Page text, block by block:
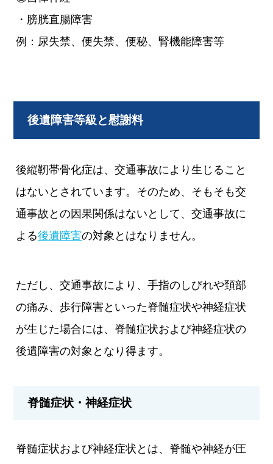
・膀胱直腸障害
例：尿失禁、便失禁、便秘、腎機能障害等
後遺障害等級と慰謝料
後縦靭帯骨化症は、交通事故により生じること
はないとされています。そのため、そもそも交
通事故との因果関係はないとして、交通事故に
よる後遺障害の対象とはなりません。
ただし、交通事故により、手指のしびれや頚部
の痛み、歩行障害といった脊髄症状や神経症状
が生じた場合には、脊髄症状および神経症状の
後遺障害の対象となり得ます。
脊髄症状・神経症状
脊髄症状および神経症状とは、脊髄や神経が圧